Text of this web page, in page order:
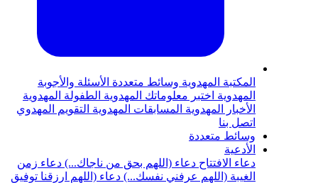
المكتبة المهدوية وسائط متعددة الأسئلة والأجوبة
المهدوية اختبر معلوماتك المهدوية الطفولة المهدوية
الأخبار المهدوية المسابقات المهدوية التقويم المهدوي
اتصل بنا
وسائط متعددة
الأدعية
دعاء الافتتاح دعاء (اللهم بحق من ناجاك...) دعاء زمن
الغيبة (اللهم عرفني نفسك...) دعاء (اللهم ارزقنا توفيق